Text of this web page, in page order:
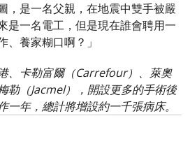
，是一名父親，在地震中雙手被嚴
是一名電工，但是現在誰會聘用一
、養家糊口啊？」
、卡勒富爾（Carrefour）、萊奧
勒（Jacmel），開設更多的手術後
一年，總計將增設約一千張病床。